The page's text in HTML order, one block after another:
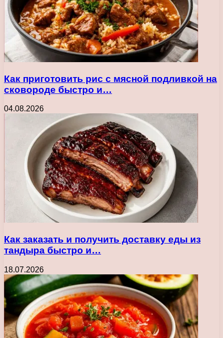
Как приготовить рис с мясной подливкой на
сковороде быстро и…
04.08.2026
Как заказать и получить доставку еды из
тандыра быстро и…
18.07.2026